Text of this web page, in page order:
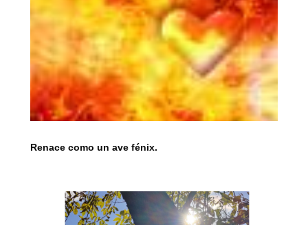
Renace como un ave fénix.